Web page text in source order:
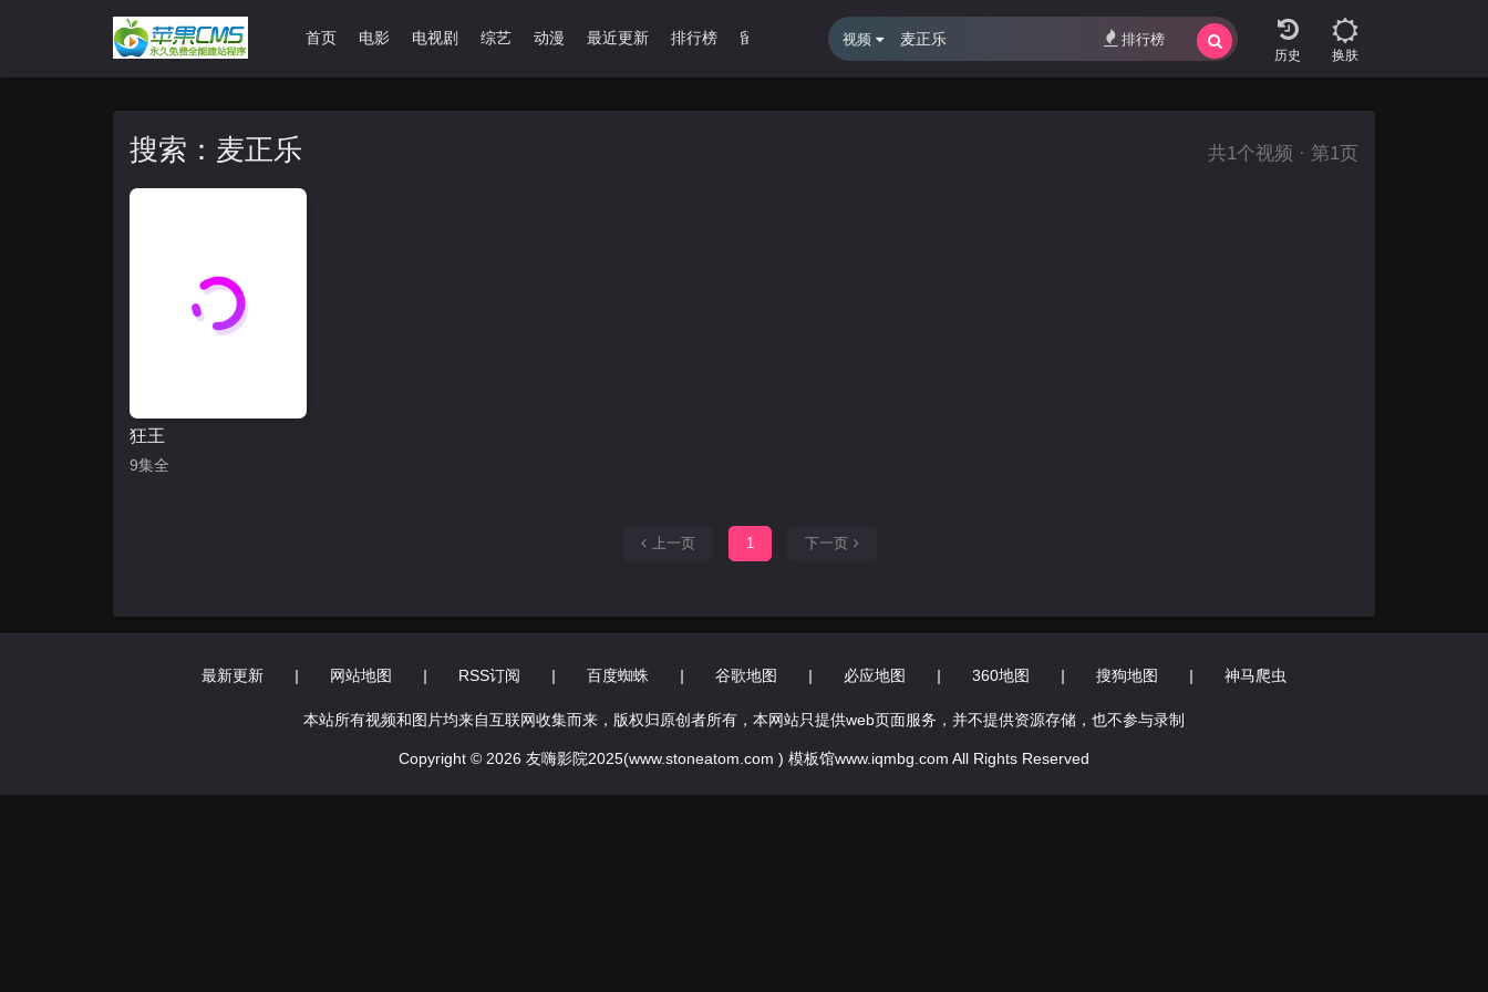
首页 电影 电视剧 综艺 动漫 最近更新 排行榜 留言报错
换肤
视频 排行榜
搜索：麦正乐 共1个视频 · 第1页
狂王
9集全
上一页 1 下一页
最新更新 | 网站地图 | RSS订阅 | 百度蜘蛛 | 谷歌地图 | 必应地图 | 360地图 | 搜狗地图 | 神马爬虫
本站所有视频和图片均来自互联网收集而来，版权归原创者所有，本网站只提供web页面服务，并不提供资源存储，也不参与录制
Copyright © 2026 友嗨影院2025(www.stoneatom.com ) 模板馆www.iqmbg.com All Rights Reserved